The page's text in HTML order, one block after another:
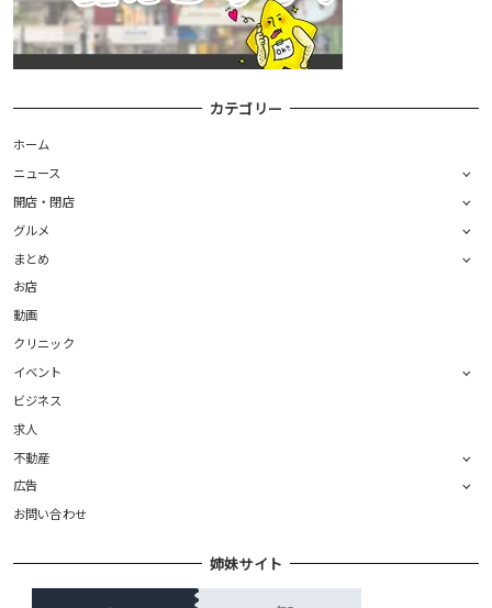
カテゴリー
ホーム
ニュース
開店・閉店
グルメ
まとめ
お店
動画
クリニック
イベント
ビジネス
求人
不動産
広告
お問い合わせ
姉妹サイト